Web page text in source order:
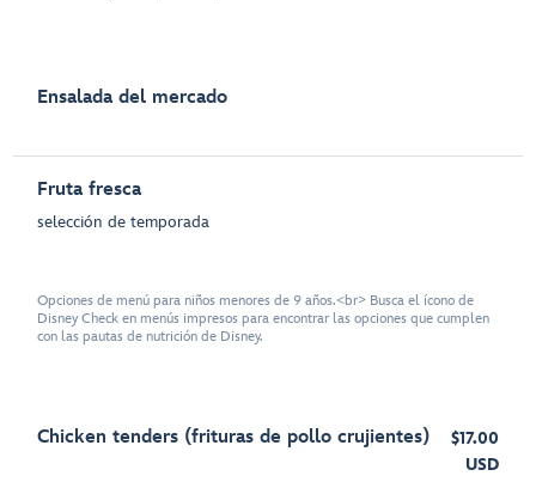
Ensalada del mercado
Fruta fresca
selección de temporada
Opciones de menú para niños menores de 9 años.<br> Busca el ícono de
Disney Check en menús impresos para encontrar las opciones que cumplen
con las pautas de nutrición de Disney.
Chicken tenders (frituras de pollo crujientes)
$17.00
USD